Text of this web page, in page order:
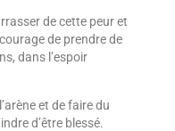
de cette peur et
de prendre de
dans l’espoir
et de faire du
d’être blessé.